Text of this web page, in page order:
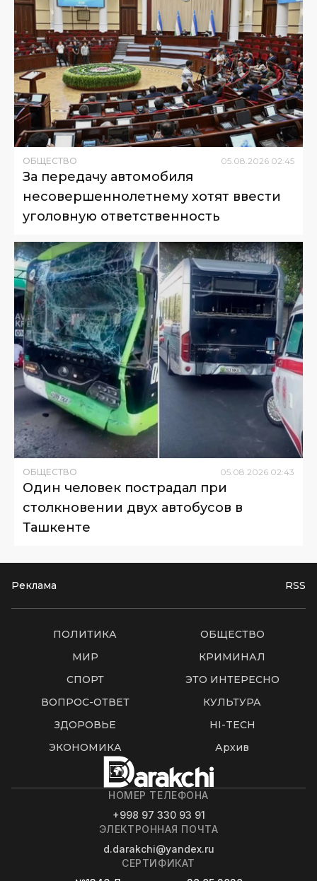
ОБЩЕСТВО 05.08.2026 02:45
За передачу автомобиля
несовершеннолетнему хотят ввести
уголовную ответственность
ОБЩЕСТВО 05.08.2026 02:43
Один человек пострадал при
столкновении двух автобусов в
Ташкенте
Реклама RSS
ПОЛИТИКА
ОБЩЕСТВО
МИР
КРИМИНАЛ
СПОРТ
ЭТО ИНТЕРЕСНО
ВОПРОС-ОТВЕТ
КУЛЬТУРА
ЗДОРОВЬЕ
HI-TECH
ЭКОНОМИКА
Архив
НОМЕР ТЕЛЕФОНА
+998 97 330 93 91
ЭЛЕКТРОННАЯ ПОЧТА
d.darakchi@yandex.ru
СЕРТИФИКАТ